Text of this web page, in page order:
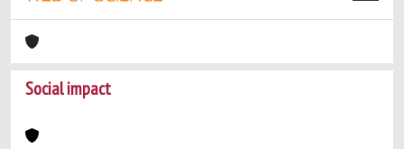
Social impact